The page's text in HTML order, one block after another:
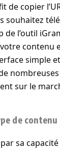
de copier
souhaitez
de l’outil
contenu
simple
sur le
de
sa